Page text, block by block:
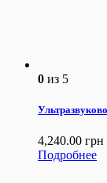
0 из 5
4,240.00 грн
Подробнее